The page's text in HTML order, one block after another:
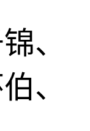
、
、